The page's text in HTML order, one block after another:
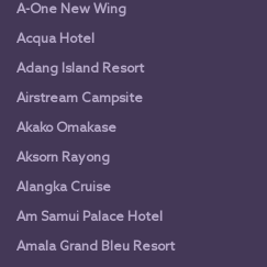
A-One New Wing
Acqua Hotel
Adang Island Resort
Airstream Campsite
Akako Omakase
Aksorn Rayong
Alangka Cruise
Am Samui Palace Hotel
Amala Grand Bleu Resort